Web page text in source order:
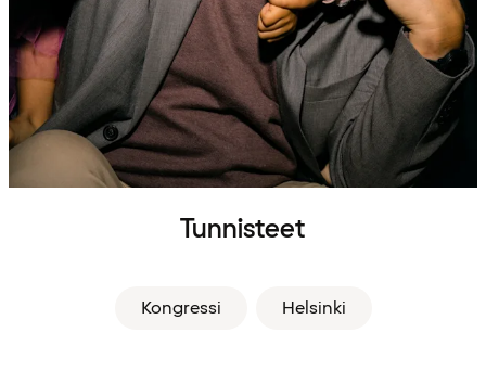
Tunnisteet
Kongressi Helsinki